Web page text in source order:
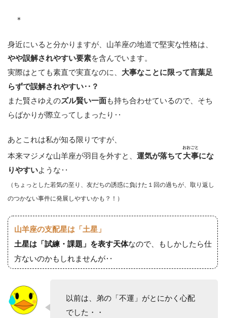
＊
身近にいると分かりますが、山羊座の地道で堅実な性格は、
やや誤解されやすい要素を含んでいます。
実際はとても素直で実直なのに、 大事なことに限って言葉足
らずで誤解されやすい‥？
また賢さゆえのズル賢い一面も持ち合わせているので、そち
らばかりが際立ってしまったり‥
あとこれは私が知る限りですが、
本来マジメな山羊座が羽目を外すと、 運気が落ちて大事
おおごと
にな
りやすいような‥
（ちょっとした若気の至り、友だちの誘惑に負けた１回の過ちが、取り返し
のつかない事件に発展しやすいかも？！）
山羊座の支配星は「土星」
土星は「試練・課題」を表す天体なので、もしかしたら仕
方ないのかもしれませんが‥
以前は、弟の「不運」がとにかく心配
でした・・